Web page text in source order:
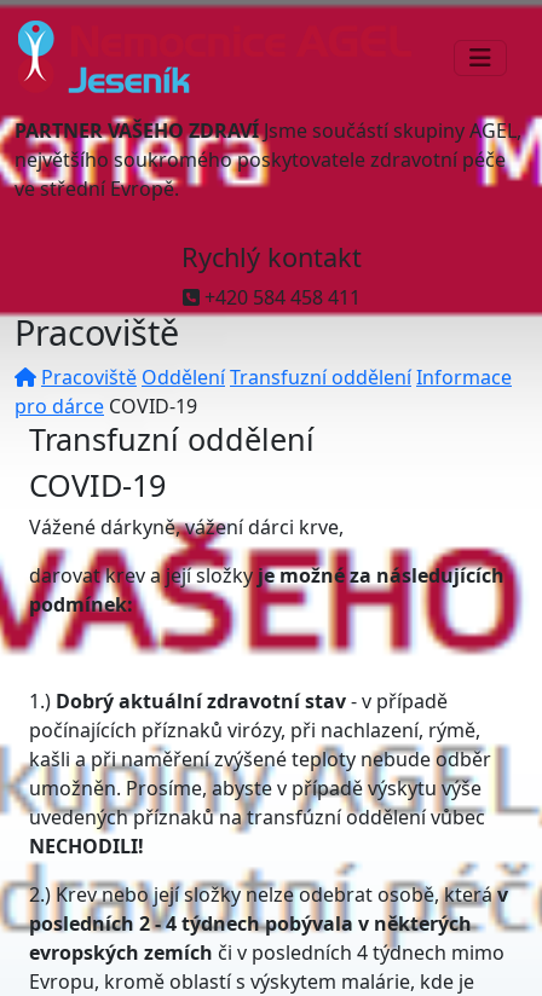
PARTNER VAŠEHO ZDRAVÍJsme součástí skupiny AGEL,
největšího soukromého poskytovatele zdravotní péče
ve střední Evropě.
Rychlý kontakt
+420 584 458 411
Pracoviště
Pracoviště OdděleníTransfuzní odděleníInformace
pro dárce COVID-19
Transfuzní oddělení
COVID-19
Vážené dárkyně, vážení dárci krve,
darovat krev a její složky je možné za následujících
podmínek:
1.) Dobrý aktuální zdravotní stav- v případě
počínajících příznaků virózy, při nachlazení, rýmě,
kašli a při naměření zvýšené teploty nebude odběr
umožněn. Prosíme, abyste v případě výskytu výše
uvedených příznaků na transfúzní oddělení vůbec
NECHODILI!
2.) Krev nebo její složky nelze odebrat osobě, kteráv
posledních 2 - 4 týdnech pobývala v některých
evropských zemích či v posledních 4 týdnech mimo
Evropu, kromě oblastí s výskytem malárie, kde je